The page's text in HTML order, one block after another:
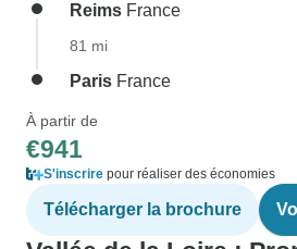
Reims France
81 mi
Paris France
À partir de
€941
S'inscrire pour réaliser des économies
Télécharger la brochure